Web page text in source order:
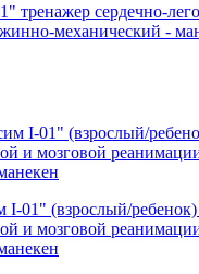
тренажер сердечно-
механический -
01" (взрослый/ребенок)
и мозговой